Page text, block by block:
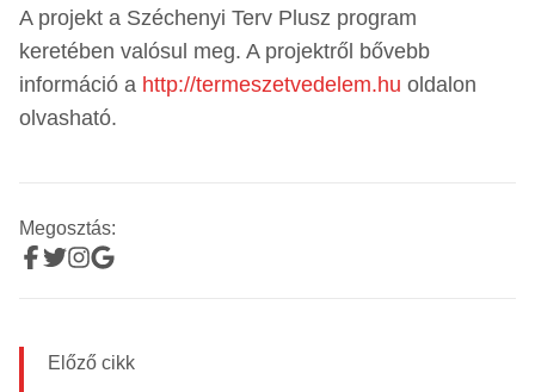
A projekt a Széchenyi Terv Plusz program
keretében valósul meg. A projektről bővebb
információ a http://termeszetvedelem.hu oldalon
olvasható.
Megosztás:
Előző cikk